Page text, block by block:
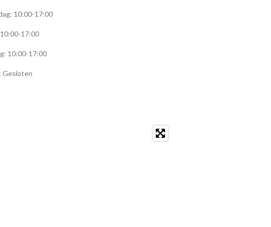
10:00-17:00
17:00
10:00-17:00
Gesloten